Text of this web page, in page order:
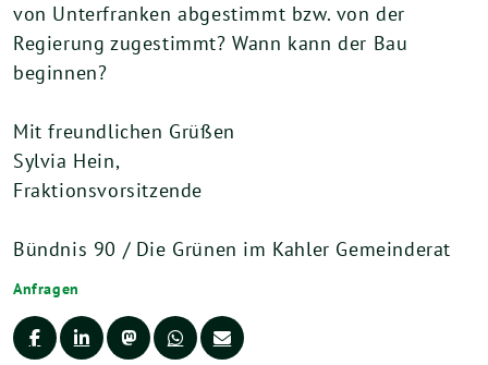
von Unterfranken abgestimmt bzw. von der
Regierung zugestimmt? Wann kann der Bau
beginnen?
Mit freundlichen Grüßen
Sylvia Hein,
Fraktionsvorsitzende
Bündnis 90 / Die Grünen im Kahler Gemeinderat
Anfragen